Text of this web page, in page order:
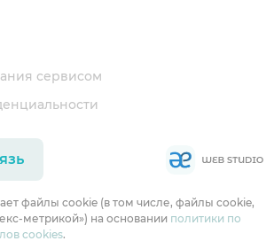
сервисом
файлы cookie (в том числе, файлы cookie,
метрикой») на основании политики по
cookies.